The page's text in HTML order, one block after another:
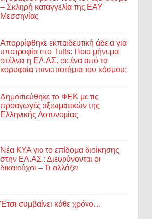
– Σκληρή καταγγελία της ΕΑΥ
Μεσσηνίας
Απορρίφθηκε εκπαιδευτική άδεια για
υποτροφία στο Tufts: Ποιο μήνυμα
στέλνει η ΕΛ.ΑΣ. σε ένα από τα
κορυφαία πανεπιστήμια του κόσμου;
Δημοσιεύθηκε το ΦΕΚ με τις
προαγωγές αξιωματικών της
Ελληνικής Αστυνομίας
Νέα ΚΥΑ για το επίδομα διοίκησης
στην ΕΛ.ΑΣ.: Διευρύνονται οι
δικαιούχοι – Τι αλλάζει
Έτσι συμβαίνει κάθε χρόνο…